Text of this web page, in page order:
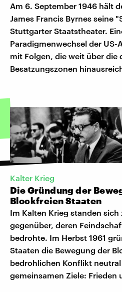
Am 6. September 1946 hält
James Francis Byrnes seine
Stuttgarter Staatstheater.
Paradigmenwechsel der
mit Folgen, die weit über die
Besatzungszonen
Kalter Krieg
Die Gründung der
Blockfreien Staaten
Im Kalten Krieg standen
gegenüber, deren
bedrohte. Im Herbst 1961
Staaten die Bewegung der
bedrohlichen Konflikt
gemeinsamen Ziele: Frieden